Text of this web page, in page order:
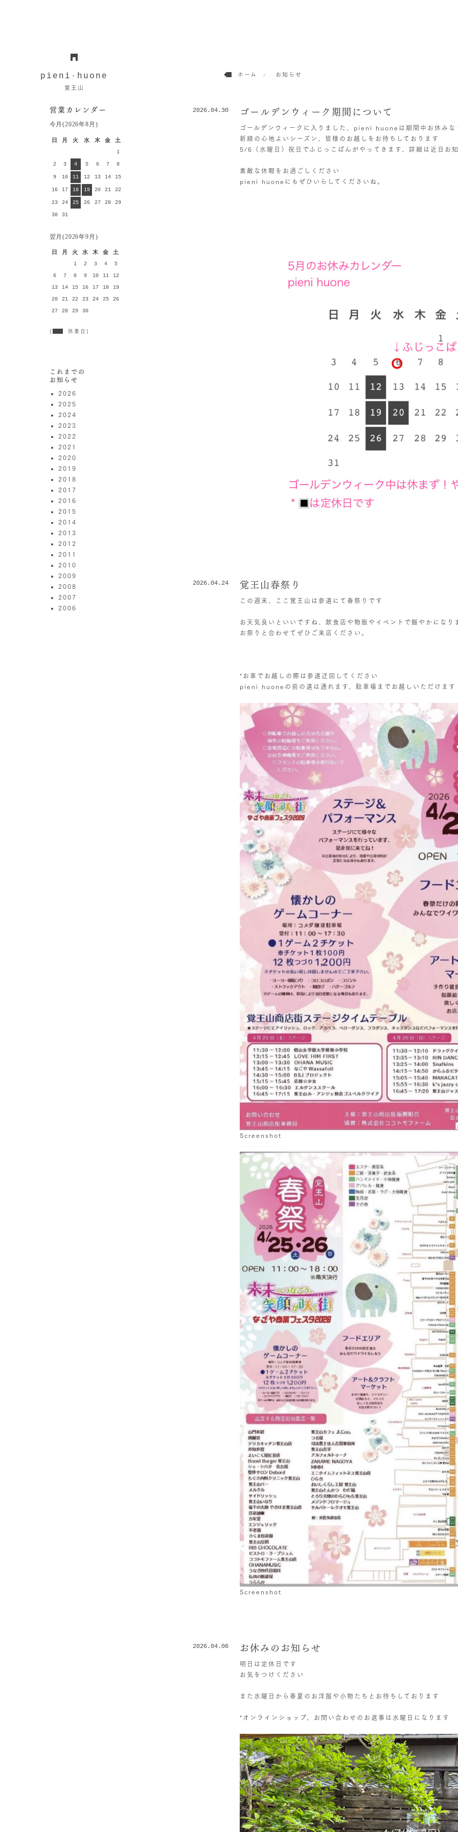
pieni ・huone
覚王山
ホーム お知らせ
ゴールデンウィーク期間について
2026.04.30
ゴールデンウィークに入りました、pieni huoneは期間中お休みな
新緑の心地よいシーズン、皆様のお越しをお待ちしております
5/6（水曜日）祝日でふじっこぱんがやってきます、詳細は近日お
素敵な休暇をお過ごしください
pieni huoneにもぜひいらしてくださいね。
覚王山春祭り
2026.04.24
この週末、ここ覚王山は参道にて春祭りです
お天気良いといいですね、飲食店や物販やイベントで賑やかになり
お祭りと合わせてぜひご来店ください。
*お車でお越しの際は参道迂回してください
pieni huoneの前の道は通れます、駐車場までお越しいただけます
Screenshot
Screenshot
お休みのお知らせ
2026.04.06
明日は定休日です
お気をつけください
また水曜日から春夏のお洋服や小物たちとお待ちしております
*オンラインショップ、お問い合わせのお返事は水曜日になります
営業カレンダー
今月(2026年8月)
日 月 火 水 木 金 土
1
2 3 4 5 6 7 8
9 10 11 12 13 14 15
16 17 18 19 20 21 22
23 24 25 26 27 28 29
30 31
翌月(2026年9月)
日 月 火 水 木 金 土
1 2 3 4 5
6 7 8 9 10 11 12
13 14 15 16 17 18 19
20 21 22 23 24 25 26
27 28 29 30
( 休業日)
これまでの
お知らせ
2026
2025
2024
2023
2022
2021
2020
2019
2018
2017
2016
2015
2014
2013
2012
2011
2010
2009
2008
2007
2006